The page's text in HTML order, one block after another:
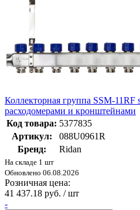
Коллекторная группа SSM-11RF
расходомерами и кронштейнами
Код товара: 5377835
Артикул:
088U0961R
Бренд:
Ridan
На складе 1 шт
Обновлено 06.08.2026
Розничная цена:
41 437.18 руб. / шт
-